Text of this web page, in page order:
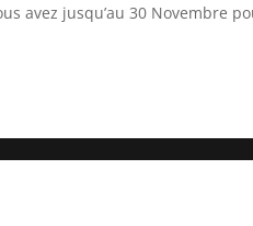
avez jusqu’au 30 Novembre